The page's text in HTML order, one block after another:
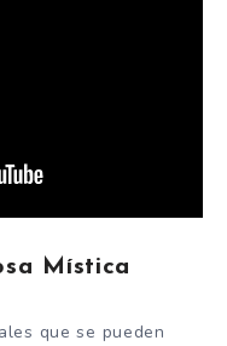
Mística
que se pueden